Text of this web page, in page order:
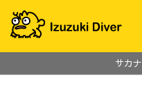
サカナ